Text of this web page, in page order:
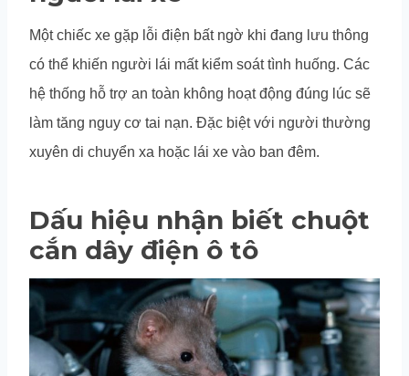
Một chiếc xe gặp lỗi điện bất ngờ khi đang lưu thông
có thể khiến người lái mất kiểm soát tình huống. Các
hệ thống hỗ trợ an toàn không hoạt động đúng lúc sẽ
làm tăng nguy cơ tai nạn. Đặc biệt với người thường
xuyên di chuyển xa hoặc lái xe vào ban đêm.
Dấu hiệu nhận biết chuột
cắn dây điện ô tô